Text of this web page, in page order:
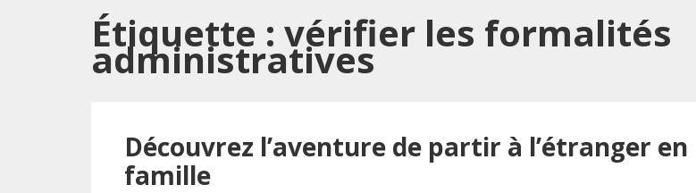
Étiquette : vérifier les formalités
administratives
Découvrez l’aventure de partir à l’étranger en
famille